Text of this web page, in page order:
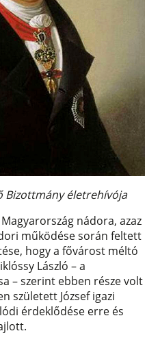
Bizottmány életrehívója
nádora, azaz
működése során feltett
hogy a fővárost méltó
László – a
– szerint ebben része volt
született József igazi
érdeklődése erre és